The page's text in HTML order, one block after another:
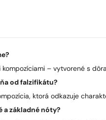
kompozíciami – vytvorené s
od falzifikátu?
ktorá odkazuje
a základné nóty?